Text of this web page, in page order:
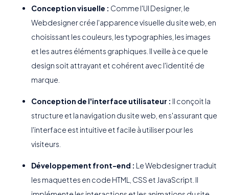
Conception visuelle : Comme l'UI Designer, le
Webdesigner crée l'apparence visuelle du site web, en
choisissant les couleurs, les typographies, les images
et les autres éléments graphiques. Il veille à ce que le
design soit attrayant et cohérent avec l'identité de
marque.
Conception de l'interface utilisateur : Il conçoit la
structure et la navigation du site web, en s'assurant que
l'interface est intuitive et facile à utiliser pour les
visiteurs.
Développement front-end : Le Webdesigner traduit
les maquettes en code HTML, CSS et JavaScript. Il